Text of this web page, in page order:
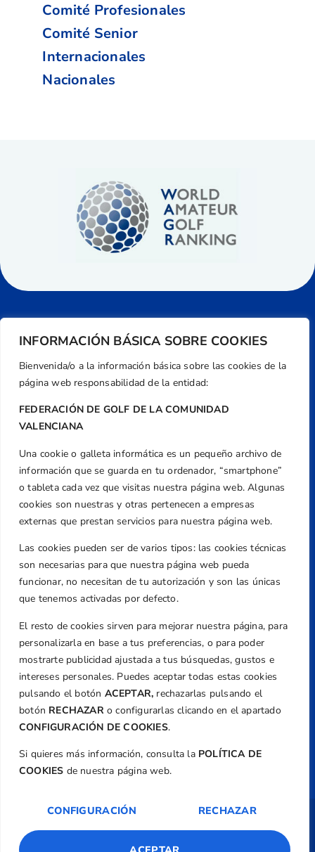
INFORMACIÓN BÁSICA SOBRE COOKIES
Bienvenida/o a la información básica sobre las cookies de la
página web responsabilidad de la entidad:
FEDERACIÓN DE GOLF DE LA COMUNIDAD
VALENCIANA
Una cookie o galleta informática es un pequeño archivo de
información que se guarda en tu ordenador, “smartphone”
o tableta cada vez que visitas nuestra página web. Algunas
cookies son nuestras y otras pertenecen a empresas
externas que prestan servicios para nuestra página web.
Las cookies pueden ser de varios tipos: las cookies técnicas
son necesarias para que nuestra página web pueda
funcionar, no necesitan de tu autorización y son las únicas
que tenemos activadas por defecto.
El resto de cookies sirven para mejorar nuestra página, para
personalizarla en base a tus preferencias, o para poder
mostrarte publicidad ajustada a tus búsquedas, gustos e
intereses personales. Puedes aceptar todas estas cookies
pulsando el botón ACEPTAR, rechazarlas pulsando el
botón RECHAZARo configurarlas clicando en el apartado
CONFIGURACIÓN DE COOKIES.
Si quieres más información, consulta la POLÍTICA DE
COOKIES de nuestra página web.
CONFIGURACIÓN RECHAZAR
Comité Profesionales
Comité Senior
Internacionales
Nacionales
Dirección
Centre de L´Esport, Carrer d'Isaac Peral i
Caballero, Nº 5, Despachos 2 y 3, 46980,
Valencia
+34 961 367 799
Email
federacion@golfcv.com
Aviso Legal
Política de Privacidad
Transparencia
Normativa
Federación
TecnoQuatre